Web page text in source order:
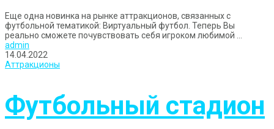
Еще одна новинка на рынке аттракционов, связанных с
футбольной тематикой: Виртуальный футбол. Теперь Вы
реально сможете почувствовать себя игроком любимой ...
admin
14.04.2022
Аттракционы
Футбольный стадион